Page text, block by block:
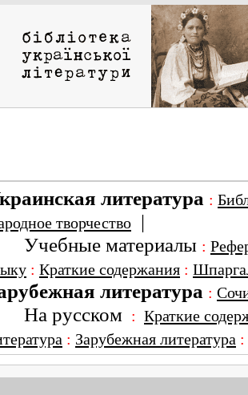
литература :
творчество |
Учебные материалы :
: Краткие содержания :
литература :
На русском : Краткие
: Зарубежная литература